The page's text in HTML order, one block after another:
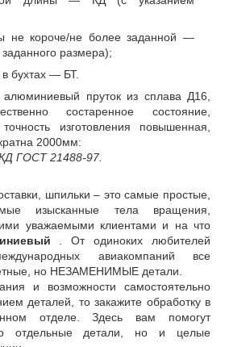
не короче/не более заданной —
размера);
бухтах — БТ.
алюминиевый пруток из сплава Д16,
состаренное состояние,
изготовления повышенная,
2000мм:
ГОСТ 21488-97.
шпильки – это самые простые,
изысканные тела вращения,
уважаемыми клиентами и на что
. От одиноких любителей
авиакомпаний все
но НЕЗАМЕНИМЫЕ детали.
и возможности самостоятельно
деталей, то закажите обработку в
отделе. Здесь вам помогут
отдельные детали, но и целые